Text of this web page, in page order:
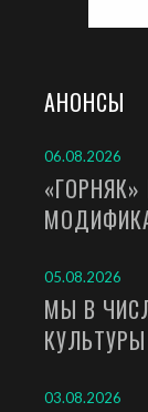
АНОНСЫ
06.08.2026
05.08.2026
МЫ В
03.08.2026